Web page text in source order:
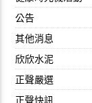
公告
其他消息
欣欣水泥
正聲嚴選
正聲快訊